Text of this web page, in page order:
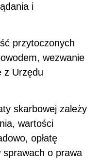
i
przytoczonych
wezwanie
z Urzędu
skarbowej zależy
wartości
opłatę
o prawa